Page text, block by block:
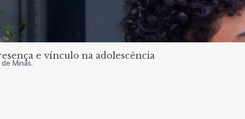
e vínculo na adolescência
Minas.